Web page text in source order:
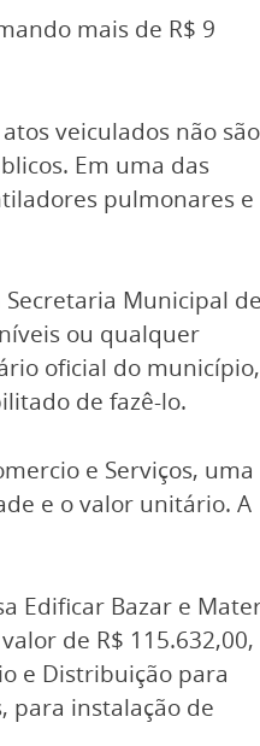
mais de R$ 9
veiculados não são
Em uma das
pulmonares e
Municipal de
ou qualquer
oficial do
de fazê-lo.
e Serviços, uma
e o valor unitário. A
Edificar Bazar e
de R$ 115.632,00,
e Distribuição para
para instalação de